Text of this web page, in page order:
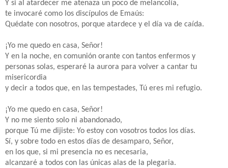
Y si al atardecer me atenaza un poco de melancolía,
te invocaré como los discípulos de Emaús:
Quédate con nosotros, porque atardece y el día va de caída.
¡Yo me quedo en casa, Señor!
Y en la noche, en comunión orante con tantos enfermos y
personas solas, esperaré la aurora para volver a cantar tu
misericordia
y decir a todos que, en las tempestades, Tú eres mi refugio.
¡Yo me quedo en casa, Señor!
Y no me siento solo ni abandonado,
porque Tú me dijiste: Yo estoy con vosotros todos los días.
Sí, y sobre todo en estos días de desamparo, Señor,
en los que, si mi presencia no es necesaria,
alcanzaré a todos con las únicas alas de la plegaria.